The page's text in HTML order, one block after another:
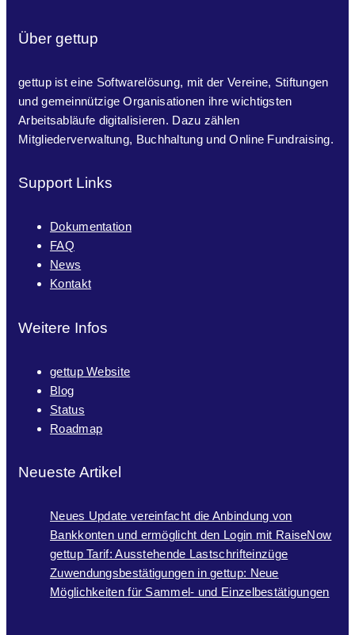
Über gettup
gettup ist eine Softwarelösung, mit der Vereine, Stiftungen
und gemeinnützige Organisationen ihre wichtigsten
Arbeitsabläufe digitalisieren. Dazu zählen
Mitgliederverwaltung, Buchhaltung und Online Fundraising.
Support Links
Dokumentation
FAQ
News
Kontakt
Weitere Infos
gettup Website
Blog
Status
Roadmap
Neueste Artikel
Neues Update vereinfacht die Anbindung von
Bankkonten und ermöglicht den Login mit RaiseNow
gettup Tarif: Ausstehende Lastschrifteinzüge
Zuwendungsbestätigungen in gettup: Neue
Möglichkeiten für Sammel- und Einzelbestätigungen